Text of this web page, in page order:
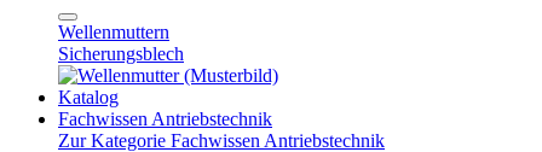
Wellenmuttern
Sicherungsblech
Katalog
Fachwissen Antriebstechnik
Zur Kategorie Fachwissen Antriebstechnik